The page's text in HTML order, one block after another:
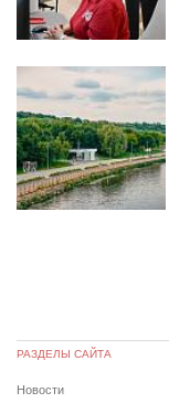
РАЗДЕЛЫ САЙТА
Новости